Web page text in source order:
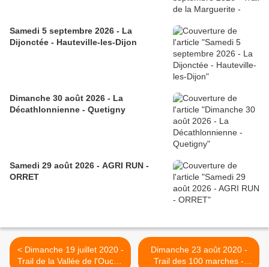
Samedi 5 septembre 2026 - La
Dijonctée - Hauteville-les-Dijon
Dimanche 30 août 2026 - La
Décathlonnienne - Quetigny
Samedi 29 août 2026 - AGRI RUN -
ORRET
< Dimanche 19 juillet 2020 -
Trail de la Vallée de l'Ouche
Dimanche 23 août 2020 -
Trail des 100 marches -